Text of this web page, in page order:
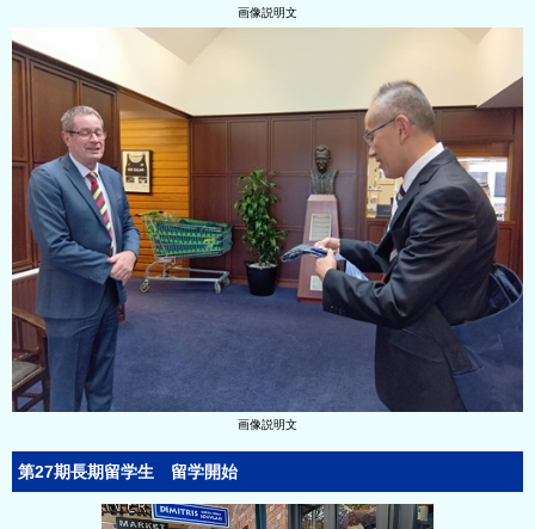
画像説明文
画像説明文
第27期長期留学生 留学開始